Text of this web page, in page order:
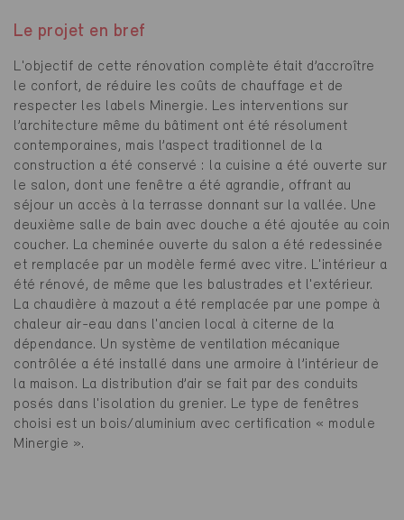
Le projet en bref
L'objectif de cette rénovation complète était d’accroître
le confort, de réduire les coûts de chauffage et de
respecter les labels Minergie. Les interventions sur
l’architecture même du bâtiment ont été résolument
contemporaines, mais l’aspect traditionnel de la
construction a été conservé : la cuisine a été ouverte sur
le salon, dont une fenêtre a été agrandie, offrant au
séjour un accès à la terrasse donnant sur la vallée. Une
deuxième salle de bain avec douche a été ajoutée au coin
coucher. La cheminée ouverte du salon a été redessinée
et remplacée par un modèle fermé avec vitre. L'intérieur a
été rénové, de même que les balustrades et l'extérieur.
La chaudière à mazout a été remplacée par une pompe à
chaleur air-eau dans l'ancien local à citerne de la
dépendance. Un système de ventilation mécanique
contrôlée a été installé dans une armoire à l’intérieur de
la maison. La distribution d’air se fait par des conduits
posés dans l'isolation du grenier. Le type de fenêtres
choisi est un bois/aluminium avec certification « module
Minergie ».